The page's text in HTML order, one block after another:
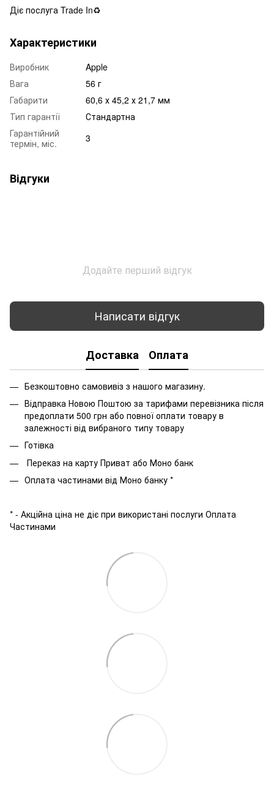
Діє послуга Trade In♻️
Характеристики
Виробник
Apple
Вага
56 г
Габарити
60,6 х 45,2 х 21,7 мм
Тип гарантії
Стандартна
Гарантійний
термін, міс.
3
Відгуки
Додайте перший відгук
Написати відгук
Доставка Оплата
Безкоштовно самовивіз з нашого магазину.
Відправка Новою Поштою за тарифами перевізника після
предоплати 500 грн або повної оплати товару в
залежності від вибраного типу товару
Готівка
Переказ на карту Приват або Моно банк
Оплата частинами від Моно банку *
* - Акційна ціна не діє при використані послуги Оплата
Частинами